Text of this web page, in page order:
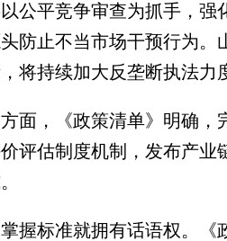
平竞争审查为抓手，强
防止不当市场干预行为。
将持续加大反垄断执法力
，《政策清单》明确，
评估制度机制，发布产业
标准就拥有话语权。《